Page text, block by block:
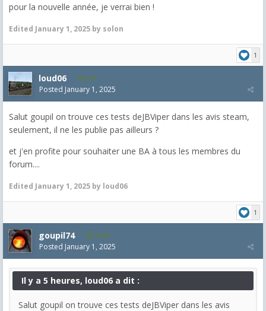
pour la nouvelle année, je verrai bien !
Edited January 1, 2025 by solon
1
loud06 214
Posted January 1, 2025
Salut goupil on trouve ces tests deJBViper dans les avis steam,
seulement, il ne les publie pas ailleurs ?
et j'en profite pour souhaiter une BA à tous les membres du
forum....
Edited January 1, 2025 by loud06
1
goupil74 2,545
Posted January 1, 2025
Il y a 5 heures, loud06 a dit :
Salut goupil on trouve ces tests deJBViper dans les avis